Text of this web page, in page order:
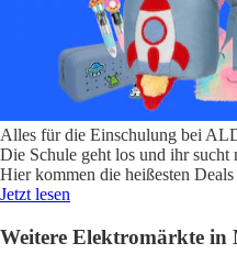
Alles für die Einschulung bei
Die Schule geht los und ihr sucht
Hier kommen die heißesten
Jetzt lesen
Weitere Elektromärkte in